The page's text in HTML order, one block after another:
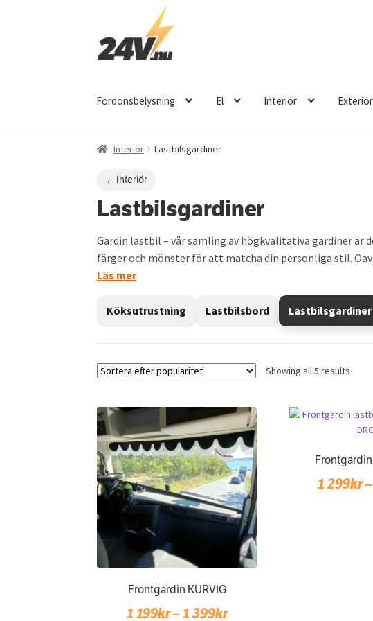
Hoppa
till
Hoppa
till
Fordonsbelysning El Interiör Exteriör
Interiör Lastbilsgardiner
← Interiör
Lastbilsgardiner
Gardin lastbil – vår samling av högkvalitativa gardiner är
färger och mönster för att matcha din personliga stil.
Läs mer
Köksutrustning Lastbilsbord Lastbilsgardiner
Showing all 5 results
Frontgardin KURVIG
1 199kr–1 399krPrice
Frontgardin
1 299kr–